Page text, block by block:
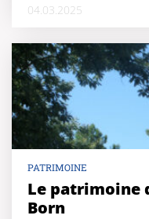
04.03.2025
PATRIMOINE
Le patrimoine
Born